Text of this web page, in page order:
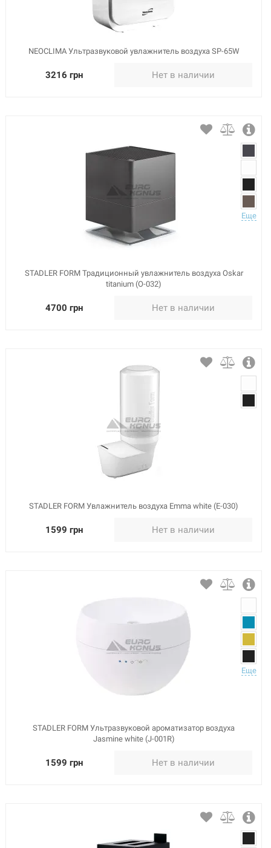
NEOCLIMA Ультразвуковой увлажнитель воздуха SP-65W
3216 грн Нет в наличии
Еще
STADLER FORM Традиционный увлажнитель воздуха Oskar
titanium (O-032)
4700 грн Нет в наличии
STADLER FORM Увлажнитель воздуха Emma white (E-030)
1599 грн Нет в наличии
Еще
STADLER FORM Ультразвуковой ароматизатор воздуха
Jasmine white (J-001R)
1599 грн Нет в наличии